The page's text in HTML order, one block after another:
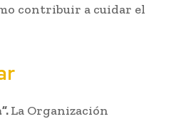
contribuir a cuidar el
La Organización